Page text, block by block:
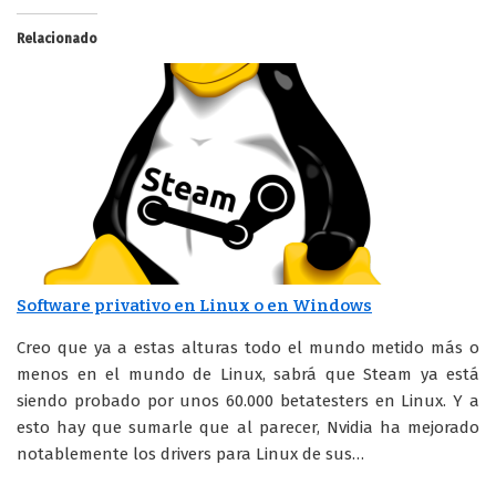
Relacionado
Software privativo en Linux o en Windows
Creo que ya a estas alturas todo el mundo metido más o
menos en el mundo de Linux, sabrá que Steam ya está
siendo probado por unos 60.000 betatesters en Linux. Y a
esto hay que sumarle que al parecer, Nvidia ha mejorado
notablemente los drivers para Linux de sus…